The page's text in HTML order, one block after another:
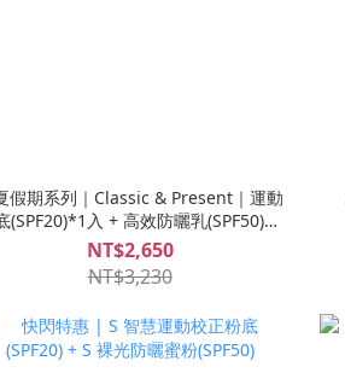
假期系列｜Classic & Present｜運動
(SPF20)*1入 + 高效防曬乳(SPF50)*1
+ S-MINI修復安瓶*1盒+S-MINI救急
安瓶 *1盒
NT$2,650
NT$3,230